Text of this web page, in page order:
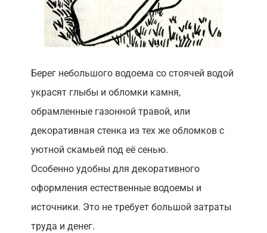
Берег небольшого водоема со стоячей водой
украсят глыбы и обломки камня,
обрамленные газонной травой, или
декоративная стенка из тех же обломков с
уютной скамьей под её сенью.
Особенно удобны для декоративного
оформления естественные водоемы и
источники. Это не требует большой затраты
труда и денег.